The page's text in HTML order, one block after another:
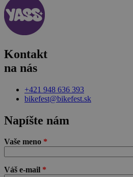
Kontakt
na nás
+421 948 636 393
bikefest@bikefest.sk
Napíšte nám
Vaše meno *
Váš e-mail *